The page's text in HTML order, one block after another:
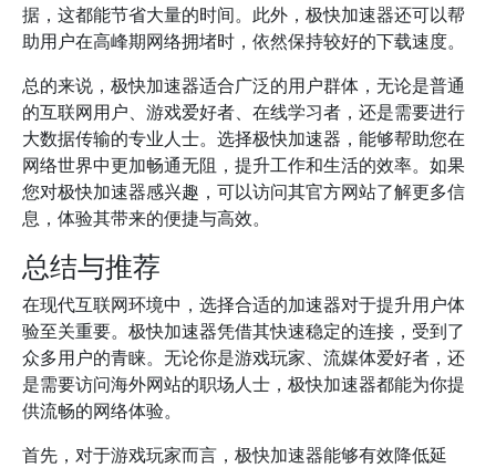
据，这都能节省大量的时间。此外，极快加速器还可以帮
助用户在高峰期网络拥堵时，依然保持较好的下载速度。
总的来说，极快加速器适合广泛的用户群体，无论是普通
的互联网用户、游戏爱好者、在线学习者，还是需要进行
大数据传输的专业人士。选择极快加速器，能够帮助您在
网络世界中更加畅通无阻，提升工作和生活的效率。如果
您对极快加速器感兴趣，可以访问其官方网站了解更多信
息，体验其带来的便捷与高效。
总结与推荐
在现代互联网环境中，选择合适的加速器对于提升用户体
验至关重要。极快加速器凭借其快速稳定的连接，受到了
众多用户的青睐。无论你是游戏玩家、流媒体爱好者，还
是需要访问海外网站的职场人士，极快加速器都能为你提
供流畅的网络体验。
首先，对于游戏玩家而言，极快加速器能够有效降低延